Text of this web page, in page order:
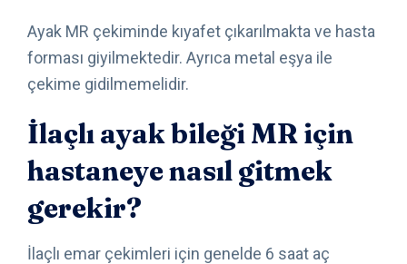
Ayak MR çekiminde kıyafet çıkarılmakta ve hasta
forması giyilmektedir. Ayrıca metal eşya ile
çekime gidilmemelidir.
İlaçlı ayak bileği MR için
hastaneye nasıl gitmek
gerekir?
İlaçlı emar çekimleri için genelde 6 saat aç